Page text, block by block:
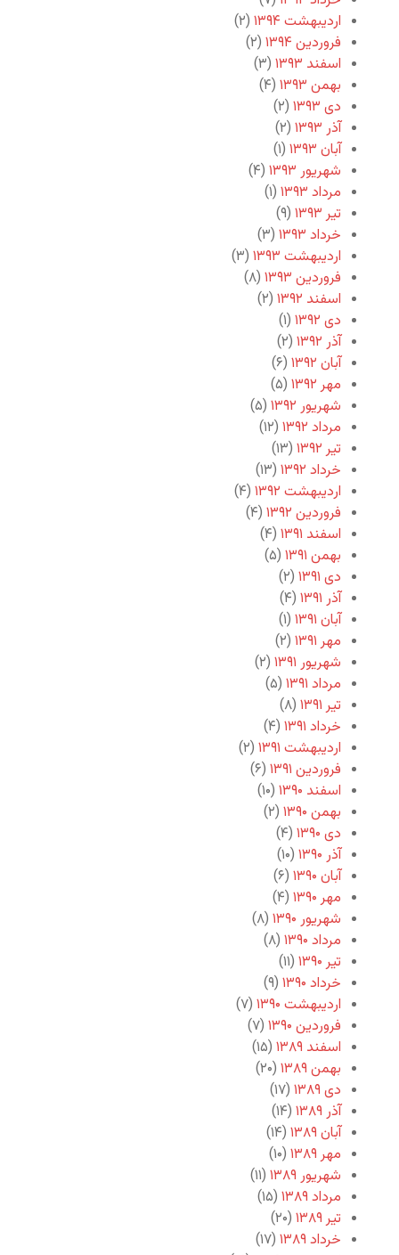
اردیبهشت ۱۳۹۴
(۲)
فروردین ۱۳۹۴
(۲)
اسفند ۱۳۹۳
(۳)
بهمن ۱۳۹۳
(۴)
دی ۱۳۹۳
(۲)
آذر ۱۳۹۳
(۲)
آبان ۱۳۹۳
(۱)
شهریور ۱۳۹۳
(۴)
مرداد ۱۳۹۳
(۱)
تیر ۱۳۹۳
(۹)
خرداد ۱۳۹۳
(۳)
اردیبهشت ۱۳۹۳
(۳)
فروردین ۱۳۹۳
(۸)
اسفند ۱۳۹۲
(۲)
دی ۱۳۹۲
(۱)
آذر ۱۳۹۲
(۲)
آبان ۱۳۹۲
(۶)
مهر ۱۳۹۲
(۵)
شهریور ۱۳۹۲
(۵)
مرداد ۱۳۹۲
(۱۲)
تیر ۱۳۹۲
(۱۳)
خرداد ۱۳۹۲
(۱۳)
اردیبهشت ۱۳۹۲
(۴)
فروردین ۱۳۹۲
(۴)
اسفند ۱۳۹۱
(۴)
بهمن ۱۳۹۱
(۵)
دی ۱۳۹۱
(۲)
آذر ۱۳۹۱
(۴)
آبان ۱۳۹۱
(۱)
مهر ۱۳۹۱
(۲)
شهریور ۱۳۹۱
(۲)
مرداد ۱۳۹۱
(۵)
تیر ۱۳۹۱
(۸)
خرداد ۱۳۹۱
(۴)
اردیبهشت ۱۳۹۱
(۲)
فروردین ۱۳۹۱
(۶)
اسفند ۱۳۹۰
(۱۰)
بهمن ۱۳۹۰
(۲)
دی ۱۳۹۰
(۴)
آذر ۱۳۹۰
(۱۰)
آبان ۱۳۹۰
(۶)
مهر ۱۳۹۰
(۴)
شهریور ۱۳۹۰
(۸)
مرداد ۱۳۹۰
(۸)
تیر ۱۳۹۰
(۱۱)
خرداد ۱۳۹۰
(۹)
اردیبهشت ۱۳۹۰
(۷)
فروردین ۱۳۹۰
(۷)
اسفند ۱۳۸۹
(۱۵)
بهمن ۱۳۸۹
(۲۰)
دی ۱۳۸۹
(۱۷)
آذر ۱۳۸۹
(۱۴)
آبان ۱۳۸۹
(۱۴)
مهر ۱۳۸۹
(۱۰)
شهریور ۱۳۸۹
(۱۱)
مرداد ۱۳۸۹
(۱۵)
تیر ۱۳۸۹
(۲۰)
خرداد ۱۳۸۹
(۱۷)